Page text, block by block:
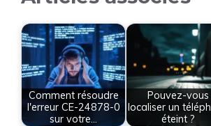
Comment résoudre
l'erreur CE-24878-0
sur votre…
Pouvez-vous
localiser un
éteint ?